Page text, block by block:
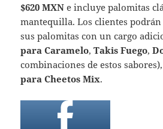
$620 MXN e incluye palomitas
mantequilla. Los clientes
sus palomitas con un cargo
para Caramelo,Takis Fuego,
combinaciones de estos
para Cheetos Mix.